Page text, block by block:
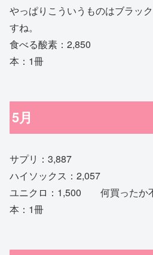
やっぱりこういうものはブラッ
すね。
食べる酸素：2,850
本：1冊
5月
サプリ：3,887
ハイソックス：2,057
ユニクロ：1,500 何買ったか不
本：1冊